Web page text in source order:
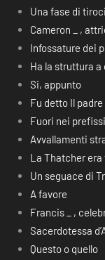
Una fase di
Cameron _ ,
Infossature dei
Ha la struttura a
Si, appunto
Fu detto Il
Fuori nei prefissi
Avvallamenti
La Thatcher era
Un seguace di
A favore
Francis _ ,
Sacerdotessa
Questo o quello